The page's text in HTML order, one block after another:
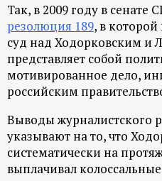
Так, в 2009 году в сенате
резолюция 189, в которой
суд над Ходорковским и
представляет собой
мотивированное дело,
российским
Выводы журналистского
указывают на то, что
систематически на
выплачивал